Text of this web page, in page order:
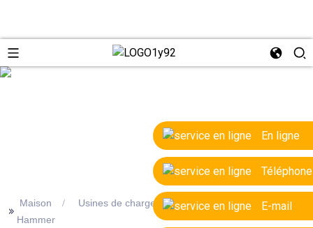
En ligne
Téléphone
E-mail
>>
Maison
Usines de chargeuses compactes OEM Jack
Hammer